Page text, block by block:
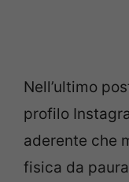
Nell’ultimo
profilo
aderente che
fisica da